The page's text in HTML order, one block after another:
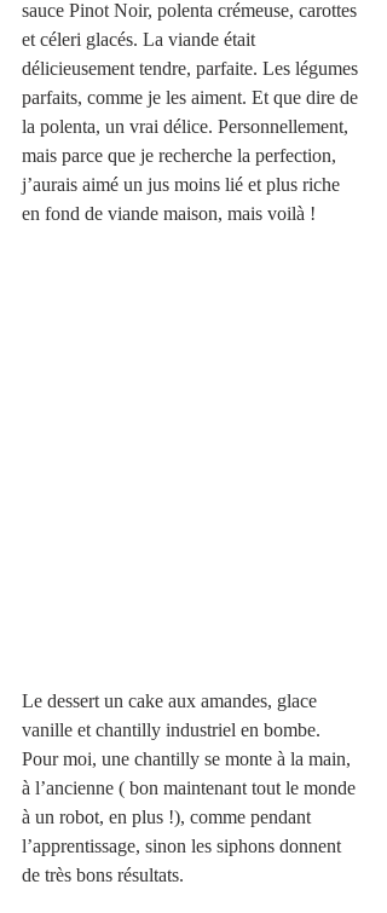
sauce Pinot Noir, polenta crémeuse, carottes
et céleri glacés. La viande était
délicieusement tendre, parfaite. Les légumes
parfaits, comme je les aiment. Et que dire de
la polenta, un vrai délice. Personnellement,
mais parce que je recherche la perfection,
j’aurais aimé un jus moins lié et plus riche
en fond de viande maison, mais voilà !
Le dessert un cake aux amandes, glace
vanille et chantilly industriel en bombe.
Pour moi, une chantilly se monte à la main,
à l’ancienne ( bon maintenant tout le monde
à un robot, en plus !), comme pendant
l’apprentissage, sinon les siphons donnent
de très bons résultats.